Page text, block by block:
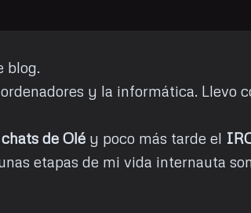
blog.
y la informática. Llevo
chats de Olé y poco más tarde el
etapas de mi vida internauta